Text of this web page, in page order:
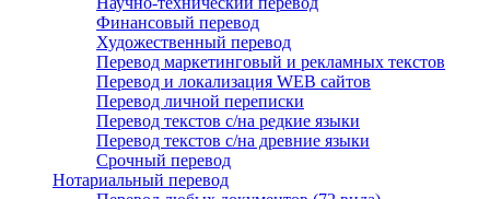
Финансовый перевод
Художественный перевод
Перевод маркетинговый и рекламных текстов
Перевод и локализация WEB сайтов
Перевод личной переписки
Перевод текстов с/на редкие языки
Перевод текстов с/на древние языки
Срочный перевод
Нотариальный перевод